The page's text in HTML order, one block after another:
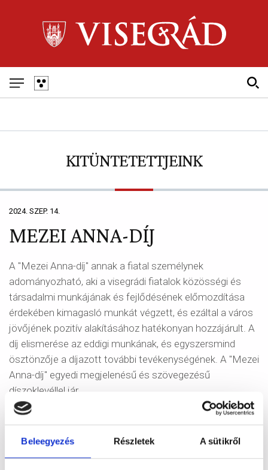
Beleegyezés Részletek A sütikről
navigáció
KITÜNTETETTJEINK
2024. SZEP. 14.
MEZEI ANNA-DÍJ
A "Mezei Anna-díj" annak a fiatal személynek
adományozható, aki a visegrádi fiatalok közösségi és
társadalmi munkájának és fejlődésének előmozdítása
érdekében kimagasló munkát végzett, és ezáltal a város
jövőjének pozitív alakításához hatékonyan hozzájárult. A
díj elismerése az eddigi munkának, és egyszersmind
ösztönzője a díjazott további tevékenységének. A "Mezei
Anna-díj" egyedi megjelenésű és szövegezésű
díszoklevéllel jár.
A "Mezei Anna díjjal" kitüntetettek névsora és az átadás
Schüszterlné Elek Edina (2024)